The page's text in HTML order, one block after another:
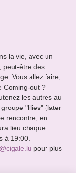
la vie, avec un
peut-être des
Vous allez faire,
Coming-out ?
les autres au
"lilies" (later
rencontre, en
lieu chaque
à 19:00.
pour plus